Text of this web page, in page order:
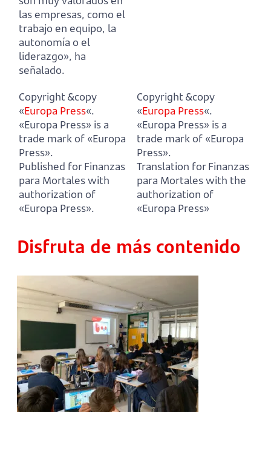
las empresas, como el
trabajo en equipo, la
autonomía o el
liderazgo», ha
señalado.
Copyright &copy
«Europa Press«.
«Europa Press» is a
trade mark of «Europa
Press».
Published for Finanzas
para Mortales with
authorization of
«Europa Press».
Copyright &copy
«Europa Press«.
«Europa Press» is a
trade mark of «Europa
Press».
Translation for Finanzas
para Mortales with the
authorization of
«Europa Press»
Disfruta de más contenido